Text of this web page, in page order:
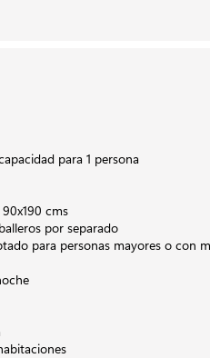
para 1 persona
cms
por separado
para personas mayores o con